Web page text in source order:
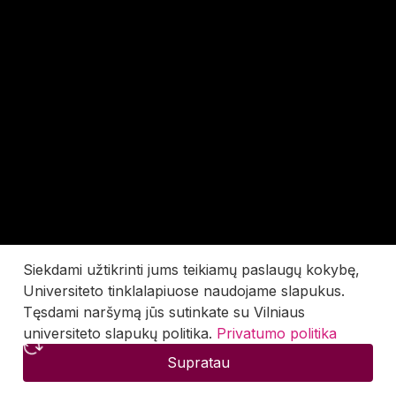
Siekdami užtikrinti jums teikiamų paslaugų kokybę,
Universiteto tinklalapiuose naudojame slapukus.
Tęsdami naršymą jūs sutinkate su Vilniaus
universiteto slapukų politika. Privatumo politika
Supratau